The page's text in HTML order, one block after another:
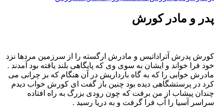
پدر و مادر کورش
کورش پدرش آتراداتیس و مادرش ارگسته را از سرزمین مردها نزد
خود فرا خواند و ایشان به سوی وی که پایگاهی بلند یافته بود آمدند .
مادرش خوابی را که به گاه بارداریش در آن هنگام که بز چرانی می
کرد در پرستشگاهی دیده بود چنین باز گفت ای کورش خواب دیدم
چندان پیشاب از من برفت که چون رودی بزرگ به راه افتاده
سراسر آسیا را آب فرا گرفت و به دریا رسید .